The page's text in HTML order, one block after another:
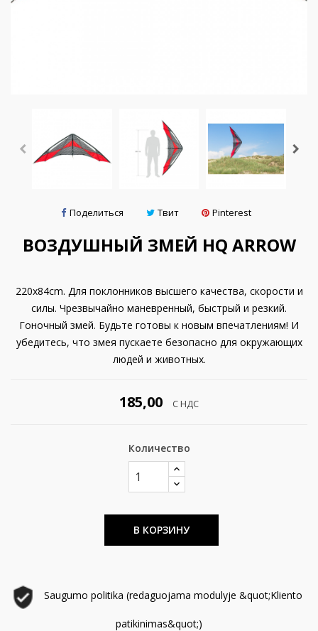
Поделиться Твит Pinterest
ВОЗДУШНЫЙ ЗМЕЙ HQ ARROW
220x84cm. Для поклонников высшего качества, скорости и
силы. Чрезвычайно маневренный, быстрый и резкий.
Гоночный змей. Будьте готовы к новым впечатлениям! И
убедитесь, что змея пускаете безопасно для окружающих
людей и животных.
185,00 С НДС
Количество
В КОРЗИНУ
Saugumo politika (redaguojama modulyje &quot;Kliento
patikinimas&quot;)